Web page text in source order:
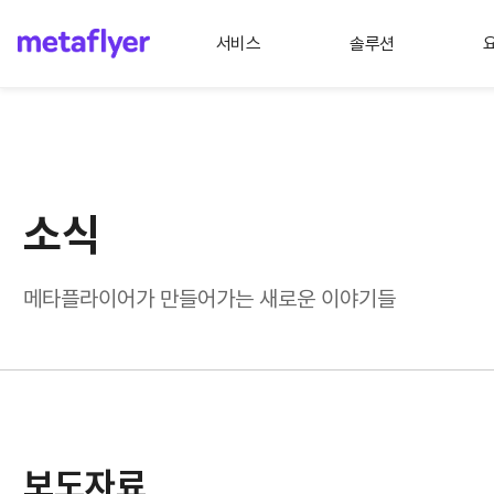
서비스 솔루션
소식
메타플라이어가 만들어가는 새로운 이야기들
보도자료